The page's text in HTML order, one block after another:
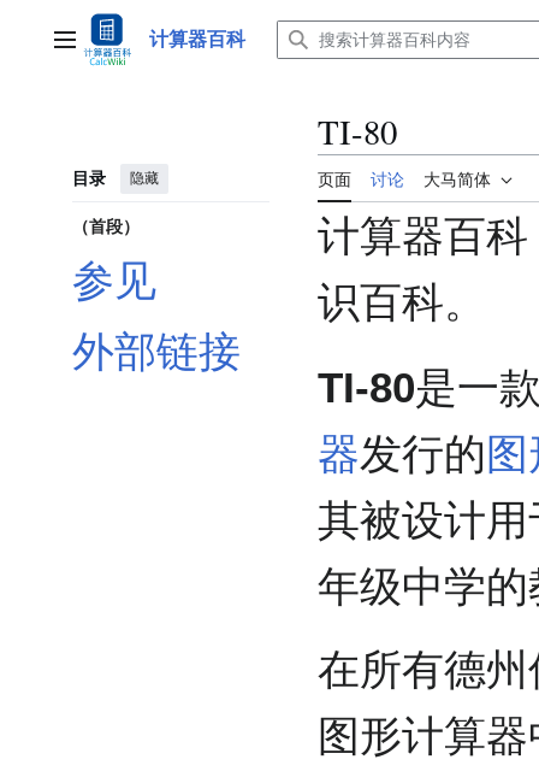
主菜单 计算器百科
目录 隐藏
（首段）
参见
外部链接
TI-80
页面 讨论 大马简体
计算器百
识百科。
TI-80是一
器发行的
其被设计
年级中学
在所有德
图形计算